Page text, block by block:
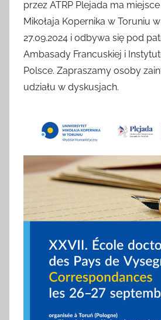
zawodowo
pojmowaną
problematyką
języka,
literatury
francuskiej
krajów
francuskiego
przez ATRP Plejada ma
Mikołaja Kopernika w Toruniu
27.09.2024 i odbywa się pod
Ambasady Francuskiej i
Polsce. Zapraszamy osoby
udziału w dyskusjach.